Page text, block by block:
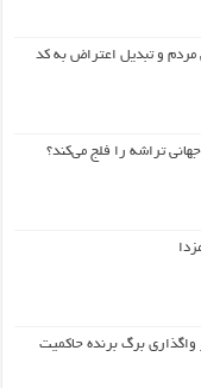
مردم و تبدیل اعتراض به کد
تراشه را فلج می‌کند؟
واگذاری برگ برنده حاکمیت